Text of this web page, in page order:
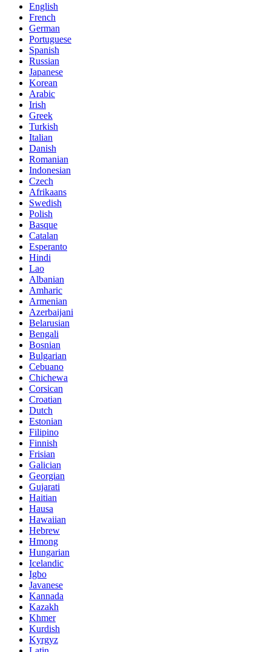
English
French
German
Portuguese
Spanish
Russian
Japanese
Korean
Arabic
Irish
Greek
Turkish
Italian
Danish
Romanian
Indonesian
Czech
Afrikaans
Swedish
Polish
Basque
Catalan
Esperanto
Hindi
Lao
Albanian
Amharic
Armenian
Azerbaijani
Belarusian
Bengali
Bosnian
Bulgarian
Cebuano
Chichewa
Corsican
Croatian
Dutch
Estonian
Filipino
Finnish
Frisian
Galician
Georgian
Gujarati
Haitian
Hausa
Hawaiian
Hebrew
Hmong
Hungarian
Icelandic
Igbo
Javanese
Kannada
Kazakh
Khmer
Kurdish
Kyrgyz